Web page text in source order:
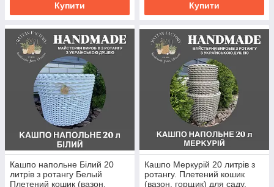
Купити Купити
Кашпо напольне Білий 20
литрів з ротангу Белый
Плетений кошик (вазон,
Кашпо Меркурій 20 литрів з
ротангу. Плетений кошик
(вазон, горщик) для саду,